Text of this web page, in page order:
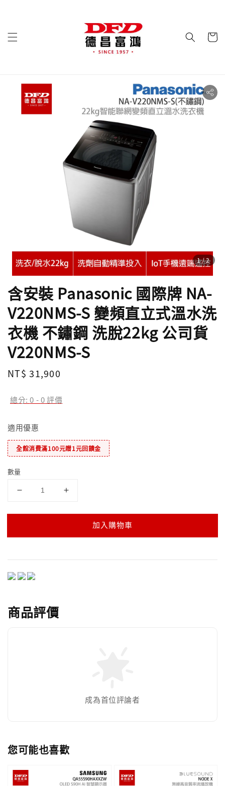
1/2
含安裝 Panasonic 國際牌 NA-
V220NMS-S 變頻直立式溫水洗
衣機 不鏽鋼 洗脫22kg 公司貨
V220NMS-S
Regular
NT$ 31,900
總分:0 -0評價
適用優惠
全館消費滿100元贈1元回饋金
數量
加入購物車
商品評價
成為首位評論者
您可能也喜歡